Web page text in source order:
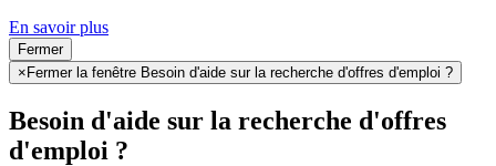
En savoir plus
Fermer
× Fermer la fenêtre Besoin d'aide sur la recherche d'offres d'emploi ?
Besoin d'aide sur la recherche d'offres
d'emploi ?